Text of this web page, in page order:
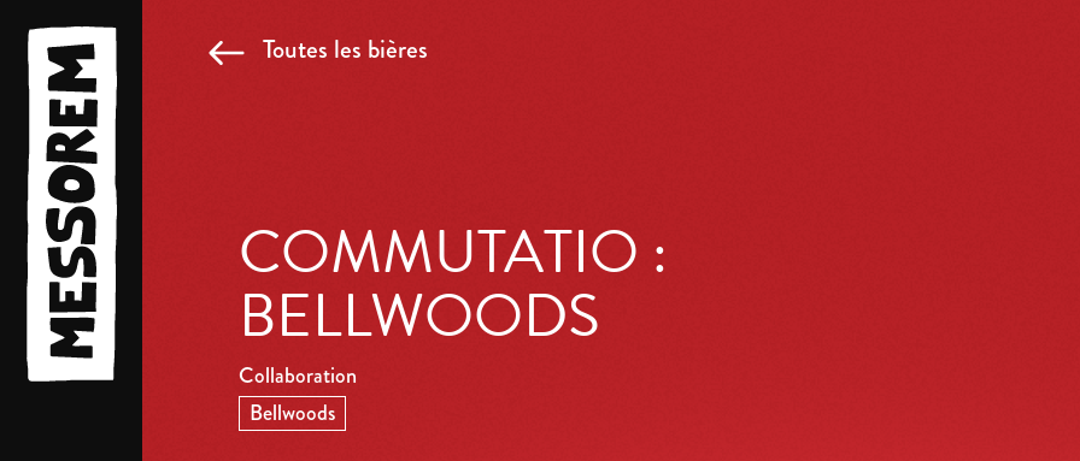
Toutes les bières
COMMUTATIO :
BELLWOODS
Collaboration
Bellwoods